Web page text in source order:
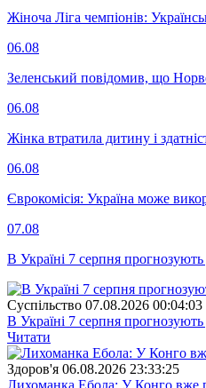
Жіноча Ліга чемпіонів:
06.08
Зеленський повідомив, що
06.08
Жінка втратила дитину і
06.08
Єврокомісія: Україна може
07.08
В Україні 7 серпня
Суспiльство 07.08.2026 00:04:03
В Україні 7 серпня
Читати
Здоров'я 06.08.2026 23:33:25
Лихоманка Ебола: У Конго вже